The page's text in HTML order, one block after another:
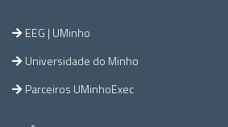
EEG | UMinho
Universidade do Minho
Parceiros UMinhoExec